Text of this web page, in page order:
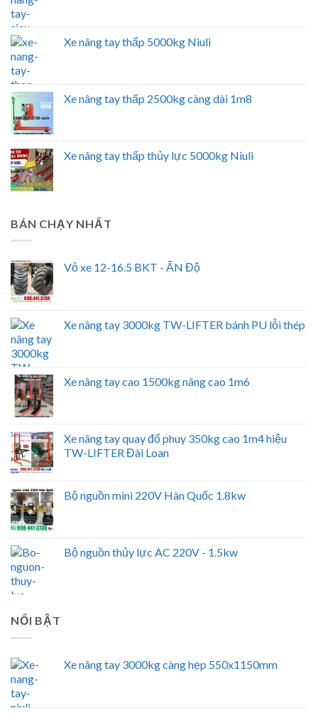
Xe nâng tay thấp 5000kg Niuli
Xe nâng tay thấp 2500kg càng dài 1m8
Xe nâng tay thấp thủy lực 5000kg Niuli
BÁN CHẠY NHẤT
Vỏ xe 12-16.5 BKT - ẤN Độ
Xe nâng tay 3000kg TW-LIFTER bánh PU lỗi thép
Xe nâng tay cao 1500kg nâng cao 1m6
Xe nâng tay quay đổ phuy 350kg cao 1m4 hiệu
TW-LIFTER Đài Loan
Bộ nguồn mini 220V Hàn Quốc 1.8kw
Bộ nguồn thủy lực AC 220V - 1.5kw
NỔI BẬT
Xe nâng tay 3000kg càng hẹp 550x1150mm